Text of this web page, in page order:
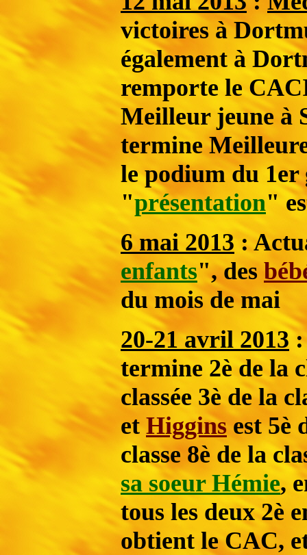
victoires à
également à
remporte le
Meilleur jeune à
termine
le podium du
"présentation"
6 mai 2013 :
enfants", des
du mois de mai
20-21 avril 2013:
termine 2è de la
classée 3è de la
etHiggins est 5è
classe 8è de la
sa soeur Hémie,
tous les deux 2è
obtient le CAC,